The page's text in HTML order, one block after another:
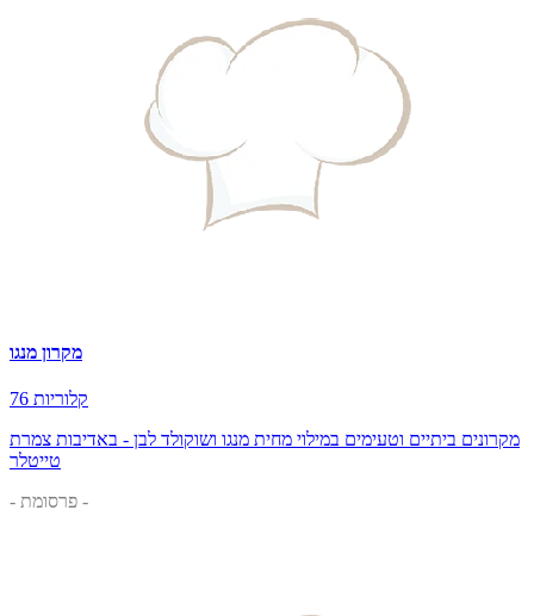
מקרון מנגו
76 קלוריות
מקרונים ביתיים וטעימים במילוי מחית מנגו ושוקולד לבן - באדיבות צמרת
טייטלר
- פרסומת -